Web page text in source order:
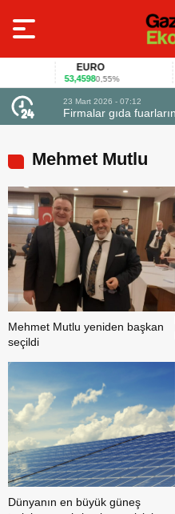
EURO
53,45980,55%
23 Mart 2026 - 07:12
Firmalar gıda fuarlarını
Mehmet Mutlu
Mehmet Mutlu yeniden başkan
seçildi
Dünyanın en büyük güneş